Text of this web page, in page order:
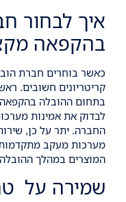
איך לבחור
בהקפאה
כאשר בוחרים חברת
קריטריונים חשובים.
בתחום ההובלה
לבדוק את אמינות
החברה. יתר על כן,
מערכות מעקב
המוצרים במהלך
שמירה על